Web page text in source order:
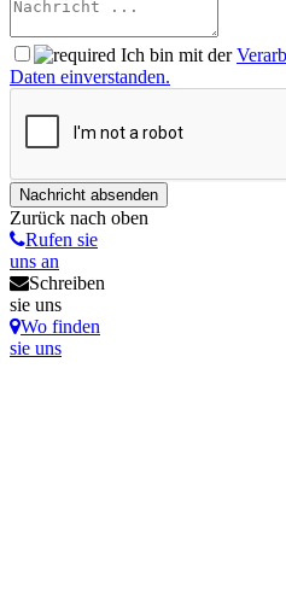
Ich bin mit der
Daten einverstanden.
Zurück nach oben
Rufen sie
uns an
Schreiben
sie uns
Wo finden
sie uns